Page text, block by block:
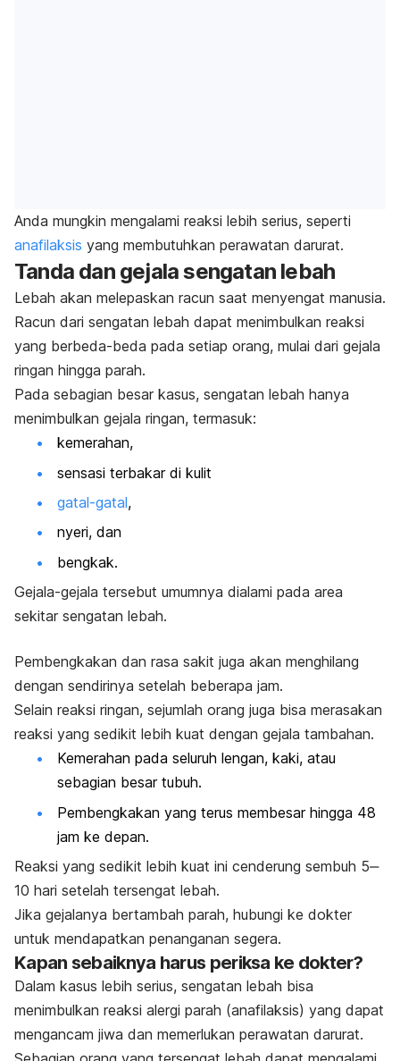
Anda mungkin mengalami reaksi lebih serius, seperti
anafilaksis yang membutuhkan perawatan darurat.
Tanda dan gejala sengatan lebah
Lebah akan melepaskan racun saat menyengat manusia.
Racun dari sengatan lebah dapat menimbulkan reaksi
yang berbeda-beda pada setiap orang, mulai dari gejala
ringan hingga parah.
Pada sebagian besar kasus, sengatan lebah hanya
menimbulkan gejala ringan, termasuk:
kemerahan,
sensasi terbakar di kulit
gatal-gatal,
nyeri, dan
bengkak.
Gejala-gejala tersebut umumnya dialami pada area
sekitar sengatan lebah.
Pembengkakan dan rasa sakit juga akan menghilang
dengan sendirinya setelah beberapa jam.
Selain reaksi ringan, sejumlah orang juga bisa merasakan
reaksi yang sedikit lebih kuat dengan gejala tambahan.
Kemerahan pada seluruh lengan, kaki, atau
sebagian besar tubuh.
Pembengkakan yang terus membesar hingga 48
jam ke depan.
Reaksi yang sedikit lebih kuat ini cenderung sembuh 5‒
10 hari setelah tersengat lebah.
Jika gejalanya bertambah parah, hubungi ke dokter
untuk mendapatkan penanganan segera.
Kapan sebaiknya harus periksa ke dokter?
Dalam kasus lebih serius, sengatan lebah bisa
menimbulkan reaksi alergi parah (anafilaksis) yang dapat
mengancam jiwa dan memerlukan perawatan darurat.